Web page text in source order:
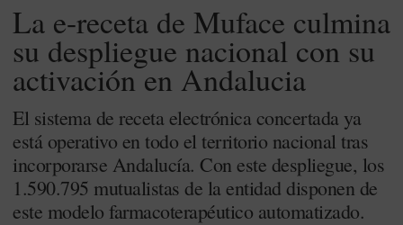
La e-receta de Muface culmina
su despliegue nacional con su
activación en Andalucia
El sistema de receta electrónica concertada ya
está operativo en todo el territorio nacional tras
incorporarse Andalucía. Con este despliegue, los
1.590.795 mutualistas de la entidad disponen de
este modelo farmacoterapéutico automatizado.